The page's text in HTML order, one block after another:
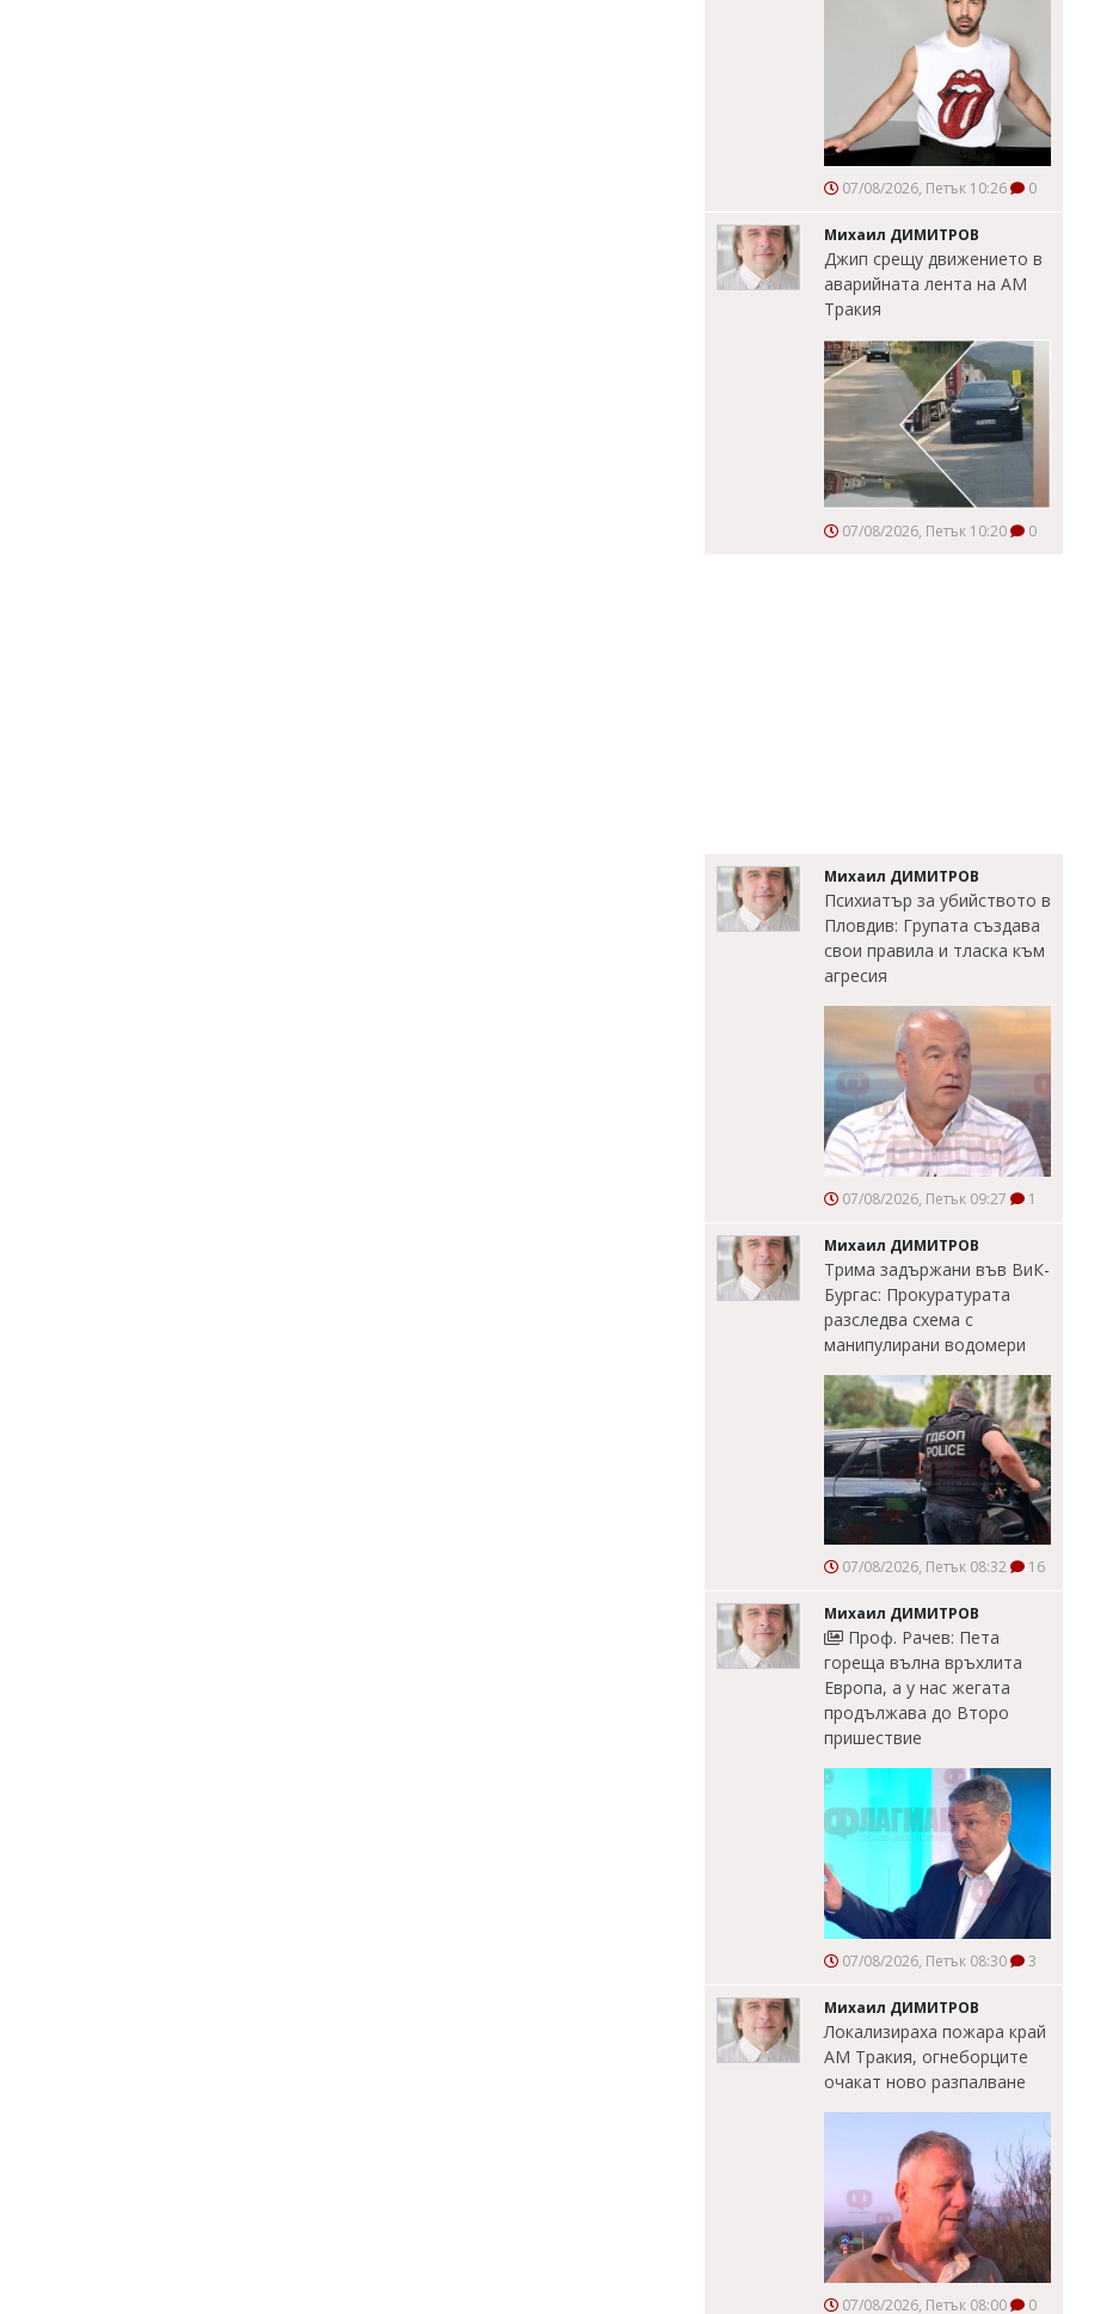
07/08/2026, Петък 10:26 0
Михаил ДИМИТРОВ
Джип срещу движението в
аварийната лента на АМ
Тракия
07/08/2026, Петък 10:20 0
Михаил ДИМИТРОВ
Психиатър за убийството в
Пловдив: Групата създава
свои правила и тласка към
агресия
07/08/2026, Петък 09:27 1
Михаил ДИМИТРОВ
Трима задържани във ВиК-
Бургас: Прокуратурата
разследва схема с
манипулирани водомери
07/08/2026, Петък 08:32 16
Михаил ДИМИТРОВ
Проф. Рачев: Пета
гореща вълна връхлита
Европа, а у нас жегата
продължава до Второ
пришествие
07/08/2026, Петък 08:30 3
Михаил ДИМИТРОВ
Локализираха пожара край
АМ Тракия, огнеборците
очакат ново разпалване
07/08/2026, Петък 08:00 0